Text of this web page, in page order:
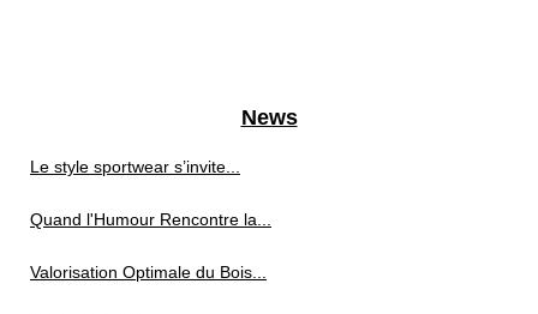
News
Le style sportwear s’invite...
Quand l'Humour Rencontre la...
Valorisation Optimale du Bois...